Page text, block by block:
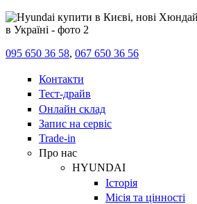
095 650 36 58, 067 650 36 56
Контакти
Тест-драйв
Онлайн склад
Запис на сервіс
Trade-in
Про нас
HYUNDAI
Історія
Місія та цінності